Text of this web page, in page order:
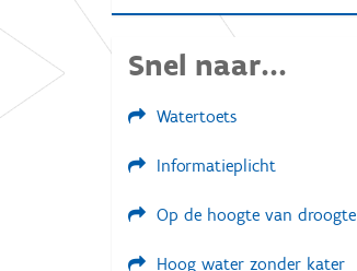
Snel naar...
Watertoets
Informatieplicht
Op de hoogte van droogte
Hoog water zonder kater